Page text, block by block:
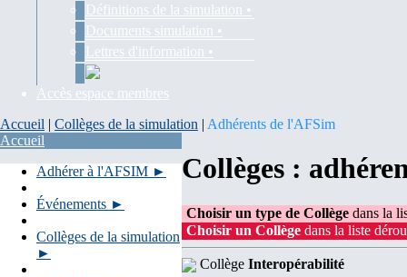
Définitions de la simulation •
Documents simulation •
Lettres d'information •
Accès espace membres
Accueil | Collèges de la simulation | Adhérents de l'AFSim
Accueil
Adhérer à l'AFSIM ►
Événements ►
Collèges de la simulation
►
Collèges :
Choisir un type de Collège dans la
Choisir un Collège dans la liste
Collège Interopérabilité